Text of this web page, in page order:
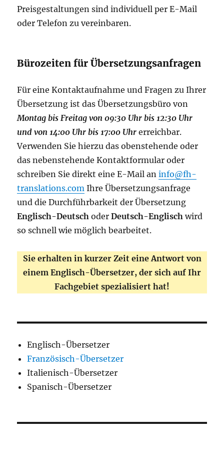
Preisgestaltungen sind individuell per E-Mail
oder Telefon zu vereinbaren.
Bürozeiten für Übersetzungsanfragen
Für eine Kontaktaufnahme und Fragen zu Ihrer
Übersetzung ist das Übersetzungsbüro von
Montag bis Freitag von 09:30 Uhr bis 12:30 Uhr
und von 14:00 Uhr bis 17:00 Uhr erreichbar.
Verwenden Sie hierzu das obenstehende oder
das nebenstehende Kontaktformular oder
schreiben Sie direkt eine E-Mail aninfo@fh-
translations.com Ihre Übersetzungsanfrage
und die Durchführbarkeit der Übersetzung
Englisch-Deutsch oderDeutsch-Englisch wird
so schnell wie möglich bearbeitet.
Sie erhalten in kurzer Zeit eine Antwort von
einem Englisch-Übersetzer, der sich auf Ihr
Fachgebiet spezialisiert hat!
Englisch-Übersetzer
Französisch-Übersetzer
Italienisch-Übersetzer
Spanisch-Übersetzer